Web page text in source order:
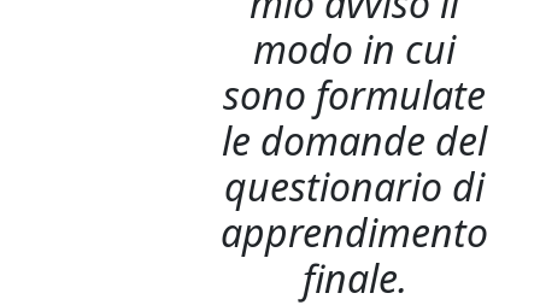
modo in cui
sono formulate
le domande del
questionario di
apprendimento
finale.